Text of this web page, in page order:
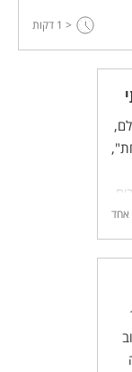
במקצועות
פרקים באורך
< 1 דקות
אחד